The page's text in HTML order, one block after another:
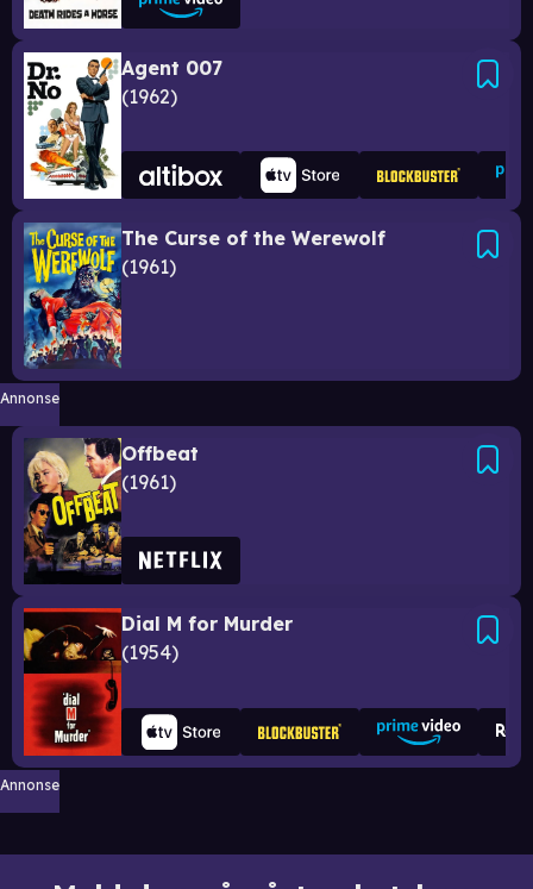
Agent 007
1962
The Curse of the Werewolf
1961
Annonse
Offbeat
1961
Dial M for Murder
1954
Annonse